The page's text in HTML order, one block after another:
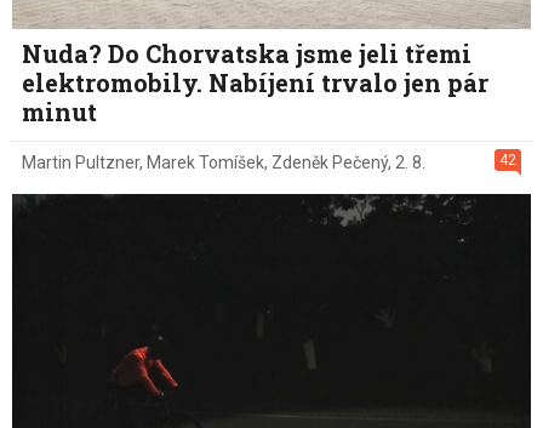
Nuda? Do Chorvatska jsme jeli třemi
elektromobily. Nabíjení trvalo jen pár
minut
42
Martin Pultzner, Marek Tomíšek, Zdeněk Pečený, 2. 8.